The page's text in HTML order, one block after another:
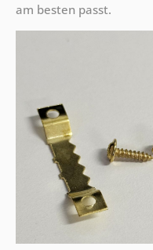
am besten passt.